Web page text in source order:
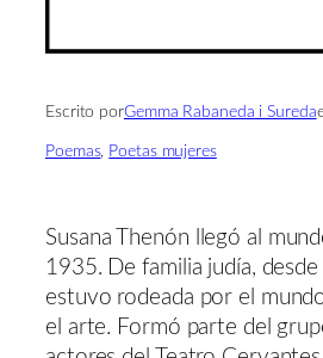
Escrito porGemma Rabaneda i Sureda
Poemas, Poetas mujeres
Susana Thenón llegó al
1935. De familia judía,
estuvo rodeada por el
el arte. Formó parte del